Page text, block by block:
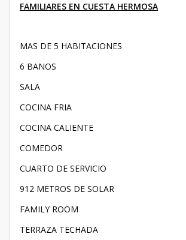
FAMILIARES EN CUESTA HERMOSA
MAS DE 5 HABITACIONES
6 BANOS
SALA
COCINA FRIA
COCINA CALIENTE
COMEDOR
CUARTO DE SERVICIO
912 METROS DE SOLAR
FAMILY ROOM
TERRAZA TECHADA